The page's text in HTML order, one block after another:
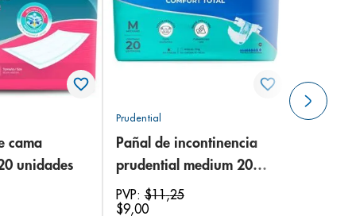
cama
unidades
Prudential
Pañal de incontinencia
prudential medium 20
unidades
PVP:$11,25
$9,00